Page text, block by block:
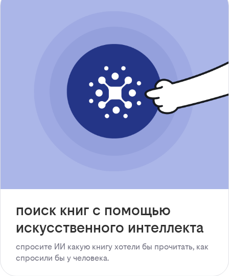
поиск книг с помощью
искусственного интеллекта
спросите ИИ какую книгу хотели бы прочитать, как
спросили бы у человека.